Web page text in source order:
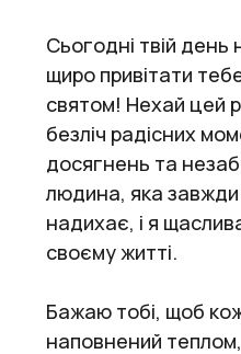
Сьогодні твій
щиро привітати
святом! Нехай цей
безліч радісних
досягнень та
людина, яка завжди
надихає, і я
своєму житті.
Бажаю тобі, щоб
наповнений